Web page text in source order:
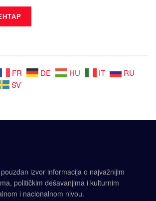
FR DE HU IT RU
SV
izvor informacija o najvažnijim
političkim dešavanjima i kulturnim
i nacionalnom nivou.